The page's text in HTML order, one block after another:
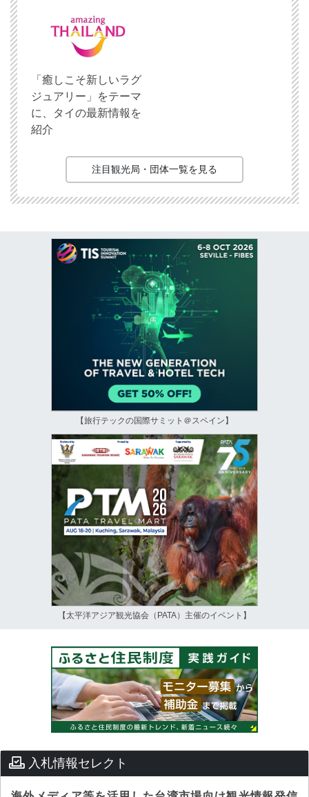
「癒しこそ新しいラグ
ジュアリー」をテーマ
に、タイの最新情報を
紹介
注目観光局・団体一覧を見る
【旅行テックの国際サミット＠スペイン】
【太平洋アジア観光協会（PATA）主催のイベント】
入札情報セレクト